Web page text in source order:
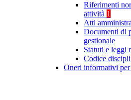
Riferimenti
attività 1
Atti
Documenti di
gestionale
Statuti e leggi
Codice
Oneri informativi